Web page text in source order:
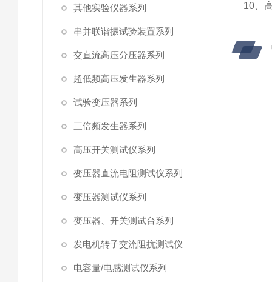
其他实验仪器系列
串并联谐振试验装置系列
交直流高压分压器系列
超低频高压发生器系列
试验变压器系列
三倍频发生器系列
高压开关测试仪系列
变压器直流电阻测试仪系列
变压器测试仪系列
变压器、开关测试台系列
发电机转子交流阻抗测试仪
电容量/电感测试仪系列
10、